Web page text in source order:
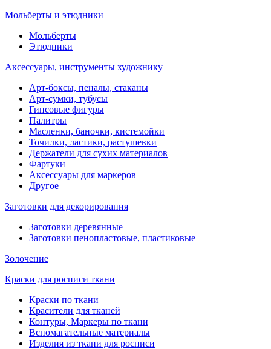
Мольберты и этюдники
Мольберты
Этюдники
Аксессуары, инструменты художнику
Арт-боксы, пеналы, стаканы
Арт-сумки, тубусы
Гипсовые фигуры
Палитры
Масленки, баночки, кистемойки
Точилки, ластики, растушевки
Держатели для сухих материалов
Фартуки
Аксессуары для маркеров
Другое
Заготовки для декорирования
Заготовки деревянные
Заготовки пенопластовые, пластиковые
Золочение
Краски для росписи ткани
Краски по ткани
Красители для тканей
Контуры, Маркеры по ткани
Вспомагательные материалы
Изделия из ткани для росписи